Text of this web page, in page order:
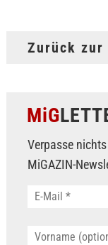
Zurück
MiG
Verpasse
MiGAZIN-